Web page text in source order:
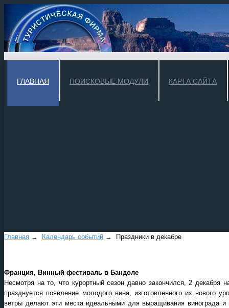
ГЛАВНАЯ ПОИСКОВЫЕ МОДУЛИ КАРТА САЙТА
Главная → Календарь событий → Праздники в декабре
Франция, Винный фестиваль в Бандоле
Несмотря на то, что курортный сезон давно закончился, 2
празднуется появление молодого вина, изготовленного из нового
ветры делают эти места идеальными для выращивания винограда